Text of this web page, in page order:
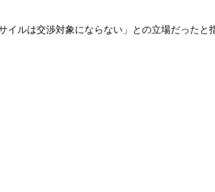
ルは交渉対象にならない」との立場だったと